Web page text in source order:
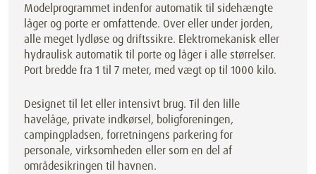
Modelprogrammet indenfor automatik til sidehængte
låger og porte er omfattende. Over eller under jorden,
alle meget lydløse og driftssikre. Elektromekanisk eller
hydraulisk automatik til porte og låger i alle størrelser.
Port bredde fra 1 til 7 meter, med vægt op til 1000 kilo.
Designet til let eller intensivt brug. Til den lille
havelåge, private indkørsel, boligforeningen,
campingpladsen, forretningens parkering for
personale, virksomheden eller som en del af
områdesikringen til havnen.